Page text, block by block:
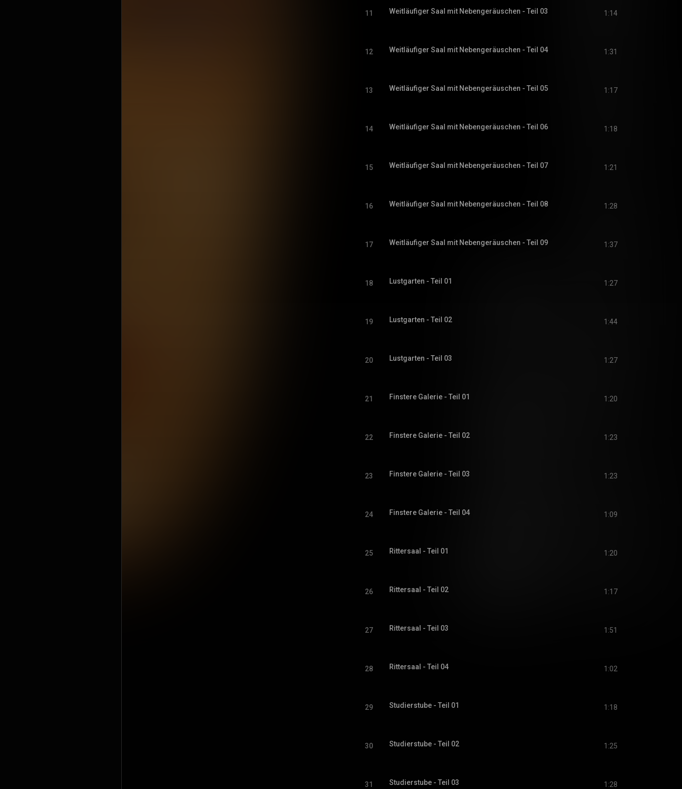
11 Weitläufiger Saal mit Nebengeräuschen - Teil 03 1:14
12 Weitläufiger Saal mit Nebengeräuschen - Teil 04 1:31
13 Weitläufiger Saal mit Nebengeräuschen - Teil 05 1:17
14 Weitläufiger Saal mit Nebengeräuschen - Teil 06 1:18
15 Weitläufiger Saal mit Nebengeräuschen - Teil 07 1:21
16 Weitläufiger Saal mit Nebengeräuschen - Teil 08 1:28
17 Weitläufiger Saal mit Nebengeräuschen - Teil 09 1:37
18 Lustgarten - Teil 01 1:27
19 Lustgarten - Teil 02 1:44
20 Lustgarten - Teil 03 1:27
21 Finstere Galerie - Teil 01 1:20
22 Finstere Galerie - Teil 02 1:23
23 Finstere Galerie - Teil 03 1:23
24 Finstere Galerie - Teil 04 1:09
25 Rittersaal - Teil 01 1:20
26 Rittersaal - Teil 02 1:17
27 Rittersaal - Teil 03 1:51
28 Rittersaal - Teil 04 1:02
29 Studierstube - Teil 01 1:18
30 Studierstube - Teil 02 1:25
31 Studierstube - Teil 03 1:28